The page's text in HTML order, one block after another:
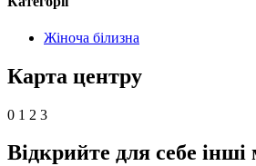
Жіноча білизна
Карта центру
0 1 2 3
Відкрийте для себе інші